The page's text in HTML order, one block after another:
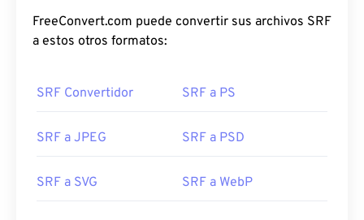
FreeConvert.com puede convertir sus archivos SRF
a estos otros formatos:
SRF Convertidor SRF a PS
SRF a JPEG SRF a PSD
SRF a SVG SRF a WebP